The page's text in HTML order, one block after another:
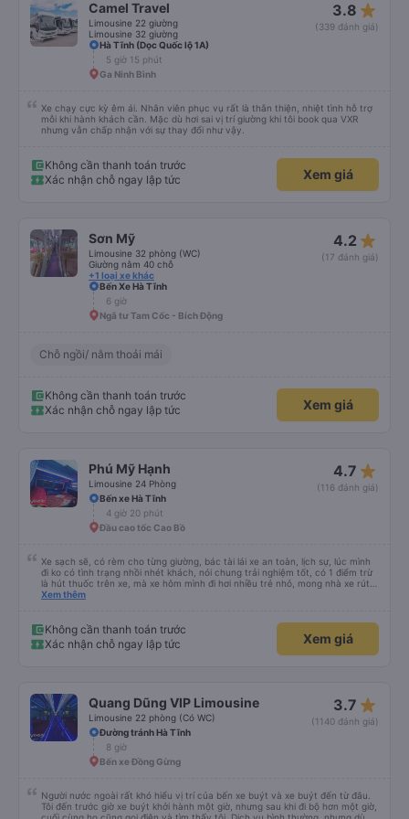
Camel Travel
Limousine 22 giường
Limousine 32 giường
3.8 star_rate
(339 đánh giá)
Hà Tĩnh (Dọc Quốc lộ 1A)
5 giờ 15 phút
Ga Ninh Bình
Xe chạy cực kỳ êm ái. Nhân viên phục vụ rất là thân thiện, nhiệt tình hỗ trợ
mỗi khi hành khách cần. Mặc dù hơi sai vị trí giường khi tôi book qua VXR
nhưng vẫn chấp nhận với sự thay đổi như vậy.
Không cần thanh toán trước
Xác nhận chỗ ngay lập tức
Xem giá
Sơn Mỹ
Limousine 32 phòng (WC)
Giường nằm 40 chỗ
+1 loại xe khác
4.2 star_rate
(17 đánh giá)
Bến Xe Hà Tĩnh
6 giờ
Ngã tư Tam Cốc - Bích Động
Chỗ ngồi/ nằm thoải mái
Không cần thanh toán trước
Xác nhận chỗ ngay lập tức
Xem giá
Phú Mỹ Hạnh
Limousine 24 Phòng
4.7 star_rate
(116 đánh giá)
Bến xe Hà Tĩnh
4 giờ 20 phút
Đầu cao tốc Cao Bồ
Xe sạch sẽ, có rèm cho từng giường, bác tài lái xe an toàn, lịch sự, lúc mình
đi ko có tình trạng nhồi nhét khách, nói chung trải nghiệm tốt, có 1 điểm trừ
là hút thuốc trên xe, mà xe hôm mình đi hơi nhiều trẻ nhỏ, mong nhà xe rút
kinh nghiệm khi đọc đc bình luận này
Xem thêm
Không cần thanh toán trước
Xác nhận chỗ ngay lập tức
Xem giá
Quang Dũng VIP Limousine
Limousine 22 phòng (Có WC)
3.7 star_rate
(1140 đánh giá)
Đường tránh Hà Tĩnh
8 giờ
Bến xe Đồng Gừng
Người nước ngoài rất khó hiểu vị trí của bến xe buýt và xe buýt đến từ đâu.
Tôi đến trước giờ xe buýt khởi hành một giờ, nhưng sau khi đi bộ hơn một giờ,